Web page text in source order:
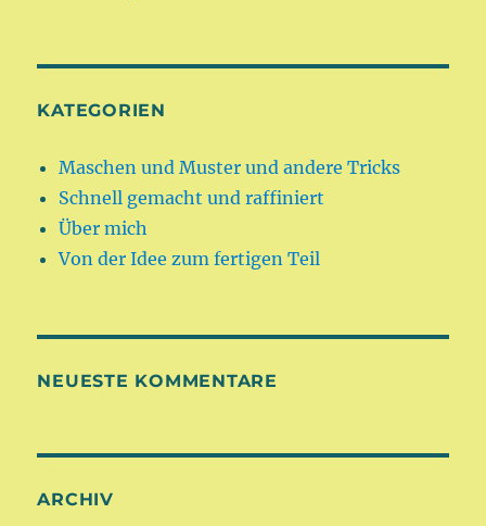
KATEGORIEN
Maschen und Muster und andere Tricks
Schnell gemacht und raffiniert
Über mich
Von der Idee zum fertigen Teil
NEUESTE KOMMENTARE
ARCHIV